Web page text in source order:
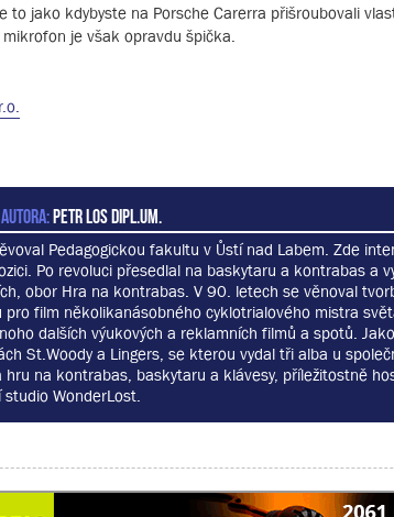
to jako kdybyste na Porsche Carerra přišroubovali
je však opravdu špička.
Petr Los dipl.um.
Pedagogickou fakultu v Ůstí nad Labem. Zde
Po revoluci přesedlal na baskytaru a kontrabas a
obor Hra na kontrabas. V 90. letech se věnoval
pro film několikanásobného cyklotrialového mistra
dalších výukových a reklamních filmů a spotů.
St.Woody a Lingers, se kterou vydal tři alba u
hru na kontrabas, baskytaru a klávesy, příležitostně
WonderLost.